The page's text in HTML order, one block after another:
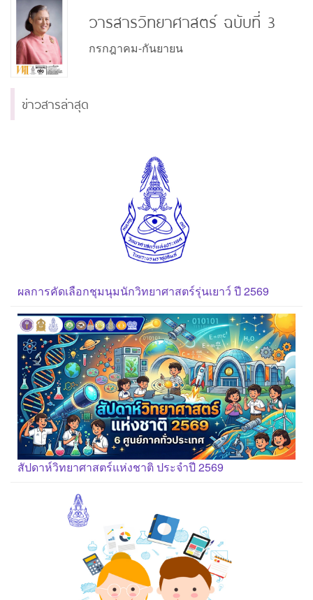
วารสารวิทยาศาสตร์ ฉบับที่ 3
กรกฎาคม-กันยายน
ข่าวสารล่าสุด
ผลการคัดเลือกชุมนุมนักวิทยาศาสตร์รุ่นเยาว์ ปี 2569
สัปดาห์วิทยาศาสตร์แห่งชาติ ประจำปี 2569